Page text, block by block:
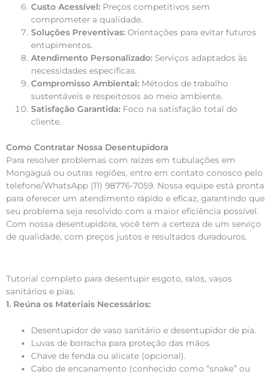
Custo Acessível: Preços competitivos sem
comprometer a qualidade.
Soluções Preventivas: Orientações para evitar futuros
entupimentos.
Atendimento Personalizado: Serviços adaptados às
necessidades específicas.
Compromisso Ambiental: Métodos de trabalho
sustentáveis e respeitosos ao meio ambiente.
Satisfação Garantida: Foco na satisfação total do
cliente.
Como Contratar Nossa Desentupidora
Para resolver problemas com raízes em tubulações em
Mongaguá ou outras regiões, entre em contato conosco pelo
telefone/WhatsApp (11) 98776-7059. Nossa equipe está pronta
para oferecer um atendimento rápido e eficaz, garantindo que
seu problema seja resolvido com a maior eficiência possível.
Com nossa desentupidora, você tem a certeza de um serviço
de qualidade, com preços justos e resultados duradouros.
Tutorial completo para desentupir esgoto, ralos, vasos
sanitários e pias:
1. Reúna os Materiais Necessários:
Desentupidor de vaso sanitário e desentupidor de pia.
Luvas de borracha para proteção das mãos.
Chave de fenda ou alicate (opcional).
Cabo de encanamento (conhecido como “snake” ou